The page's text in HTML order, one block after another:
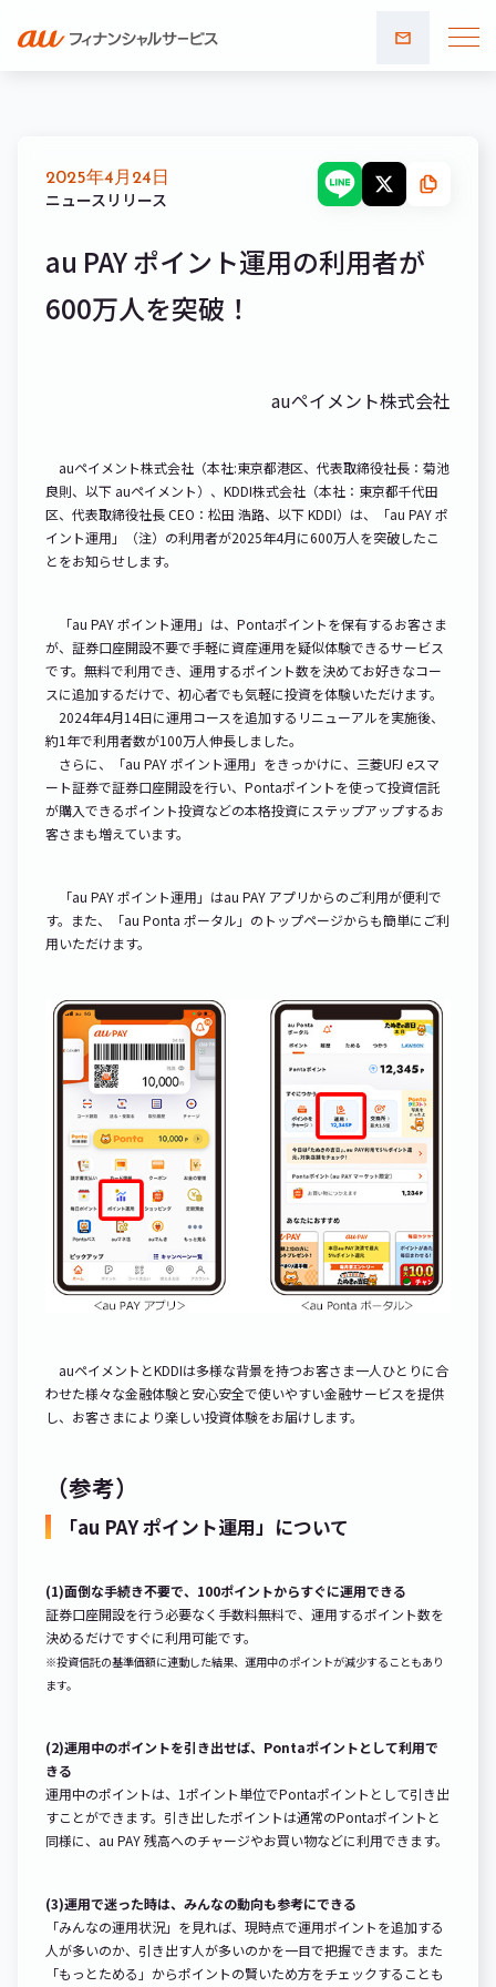
合わせ
2025年4月24日
ニュースリリース
au PAY ポイント運用の利用者が
600万人を突破！
auペイメント株式会社
auペイメント株式会社（本社:東京都港区、代表取締役社長：菊池
良則、以下 auペイメント）、KDDI株式会社（本社：東京都千代田
区、代表取締役社長 CEO：松田 浩路、以下 KDDI）は、「au PAY ポ
イント運用」（注）の利用者が2025年4月に600万人を突破したこ
とをお知らせします。
「au PAY ポイント運用」は、Pontaポイントを保有するお客さま
が、証券口座開設不要で手軽に資産運用を疑似体験できるサービス
です。無料で利用でき、運用するポイント数を決めてお好きなコー
スに追加するだけで、初心者でも気軽に投資を体験いただけます。
2024年4月14日に運用コースを追加するリニューアルを実施後、
約1年で利用者数が100万人伸長しました。
さらに、「au PAY ポイント運用」をきっかけに、三菱UFJ eスマ
ート証券で証券口座開設を行い、Pontaポイントを使って投資信託
が購入できるポイント投資などの本格投資にステップアップするお
客さまも増えています。
「au PAY ポイント運用」はau PAY アプリからのご利用が便利で
す。また、「au Ponta ポータル」のトップページからも簡単にご利
用いただけます。
auペイメントとKDDIは多様な背景を持つお客さま一人ひとりに合
わせた様々な金融体験と安心安全で使いやすい金融サービスを提供
し、お客さまにより楽しい投資体験をお届けします。
（参考）
「au PAY ポイント運用」について
(1)面倒な手続き不要で、100ポイントからすぐに運用できる
証券口座開設を行う必要なく手数料無料で、運用するポイント数を
決めるだけですぐに利用可能です。
※投資信託の基準価額に連動した結果、運用中のポイントが減少することもあり
ます。
(2)運用中のポイントを引き出せば、Pontaポイントとして利用で
きる
運用中のポイントは、1ポイント単位でPontaポイントとして引き出
すことができます。引き出したポイントは通常のPontaポイントと
同様に、au PAY 残高へのチャージやお買い物などに利用できます。
(3)運用で迷った時は、みんなの動向も参考にできる
「みんなの運用状況」を見れば、現時点で運用ポイントを追加する
人が多いのか、引き出す人が多いのかを一目で把握できます。また
「もっとためる」からポイントの賢いため方をチェックすることも